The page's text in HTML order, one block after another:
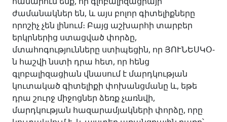
ժամանակներ են, և այս բոլոր գիտելիքները
որոշիչ չեն լինում։ Բայց աշխարհի տարբեր
երկրներից ստացված փորձը,
մտահոգությունները ստիպեցին, որ ՅՈՒՆԵՍԿՕ-
ն հաշվի նստի դրա հետ, որ հենց
գլոբալիզացիան վնասում է մարդկության
կուտակած գիտելիքի փոխանցմանը և, եթե
դրա շուրջ միջոցներ ձեռք չառնվի,
մարդկության հազարամյակների փորձը, որը